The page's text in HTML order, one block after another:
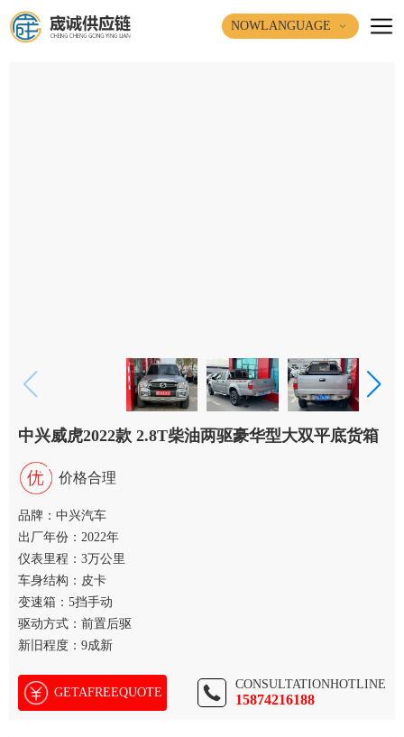
NOWLANGUAGE
中兴威虎2022款 2.8T柴油两驱豪华型大双平底货箱
价格合理
品牌：中兴汽车
出厂年份：2022年
仪表里程：3万公里
车身结构：皮卡
变速箱：5挡手动
驱动方式：前置后驱
新旧程度：9成新
GETAFREEQUOTE
CONSULTATIONHOTLINE
15874216188